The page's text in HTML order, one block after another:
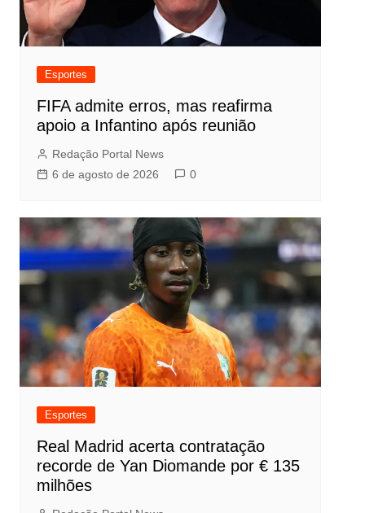
Esportes
FIFA admite erros, mas reafirma
apoio a Infantino após reunião
Redação Portal News
6 de agosto de 2026
0
Esportes
Real Madrid acerta contratação
recorde de Yan Diomande por € 135
milhões